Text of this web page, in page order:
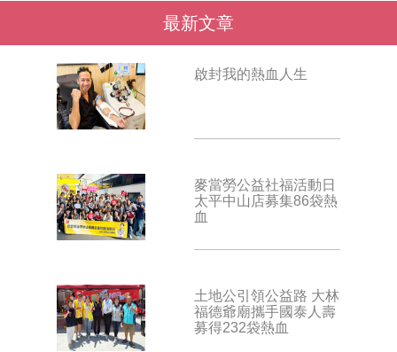
最新文章
啟封我的熱血人生
麥當勞公益社福活動日
太平中山店募集86袋熱
血
土地公引領公益路 大林
福德爺廟攜手國泰人壽
募得232袋熱血